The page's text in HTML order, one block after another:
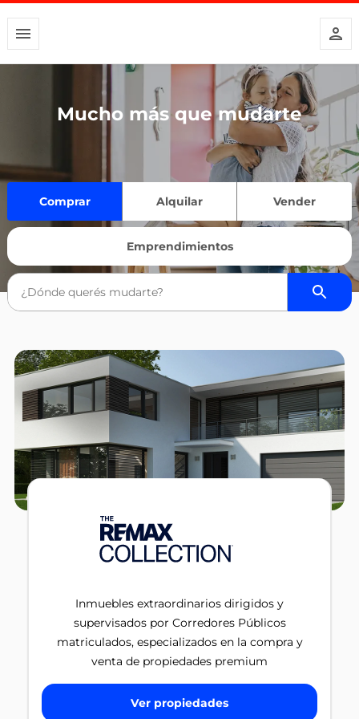
Mucho más que mudarte
Comprar Alquilar Vender
Emprendimientos
Inmuebles extraordinarios dirigidos y
supervisados por Corredores Públicos
matriculados, especializados en la compra y
venta de propiedades premium
Ver propiedades